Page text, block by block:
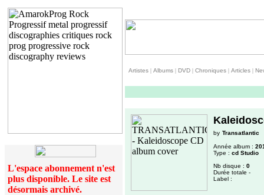
L'espace abonnement n'est
plus disponible. Le site est
désormais archivé.
Artistes | Albums | DVD | Chroniques | Articles |
by Transatlantic
Année album :
Type : cd Studio
Nb disque : 0
Durée totale -
Label :